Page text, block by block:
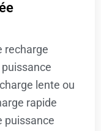
recharge
lente ou
rapide
puissance